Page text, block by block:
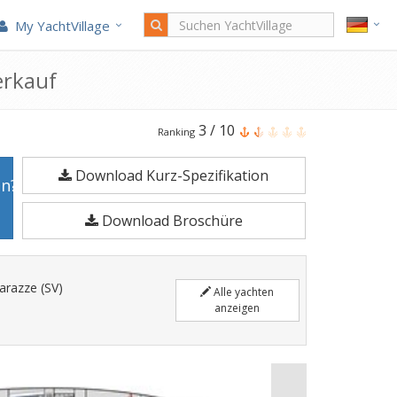
My YachtVillage
ICE
Yachts
Ice
Yachts
62
ist
17,99
Segelyacht
Ranking 3 / 10
Download Kurz-Spezifikation
Download Broschüre
(SV)
Alle yachten
anzeigen